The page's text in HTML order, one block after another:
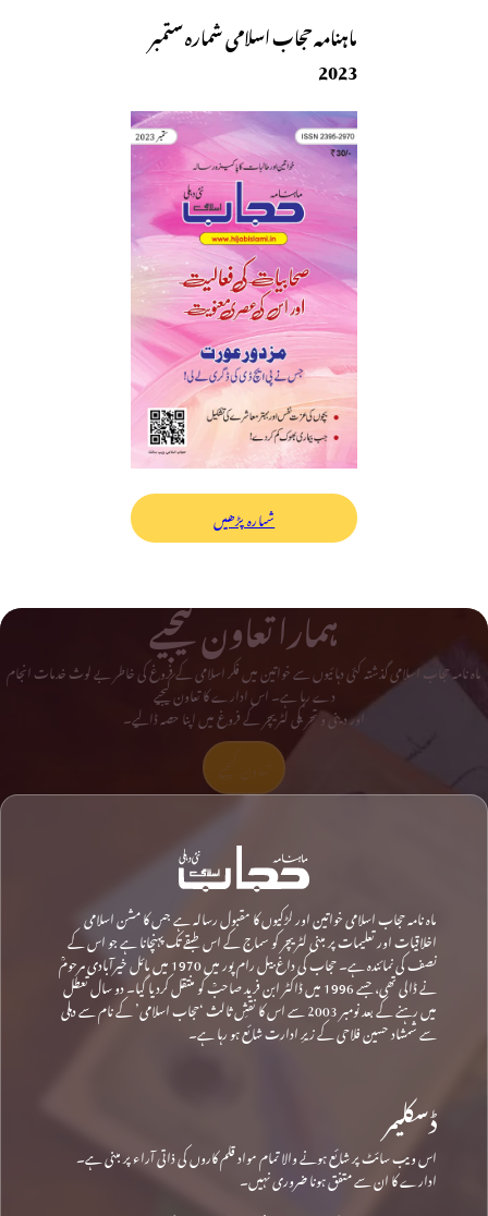
ماہنامہ حجاب اسلامی شمارہ ستمبر
2023
شمارہ پڑھیں
ہمارا تعاون کیجیے
ماہ نامہ حجاب اسلامی گذشتہ کئی دہائیوں سے خواتین میں فکر اسلامی کے فروغ کی خاطر بے لوث خدمات انجام
دے رہا ہے۔ اس ادارے کا تعاون کیجیے
اور دینی و تحریکی لٹریچر کے فروغ میں اپنا حصہ ڈالیے۔
ماہ نامہ حجاب اسلامی خواتین اور لڑکیوں کا مقبول رسالہ ہے جس کا مشن اسلامی
اخلاقیات اور تعلیمات پر مبنی لٹریچر کو سماج کے اس طبقے تک پہنچانا ہے جو اس کے
نصف کی نمائندہ ہے۔ حجاب کی داغ بیل رام پور میں 1970 میں مائل خیرآبادی مرحومؒ
نے ڈالی تھی، جسے 1996 میں ڈاکٹر ابن فرید صاحبؒ کو منتقل کردیا گیا۔ دو سال تعطل
میں رہنے کے بعد نومبر 2003 سے اس کا نقشِ ثالث ‘حجاب اسلامی’ کے نام سے دہلی
سے شمشاد حسین فلاحی کے زیرِ ادارت شائع ہو رہا ہے۔
ڈسکلیمر
اس ویب سائٹ پر شائع ہونے والا تمام مواد قلم کاروں کی ذاتی آراء پر مبنی ہے۔
ادارے کا ان سے متفق ہونا ضروری نہیں۔